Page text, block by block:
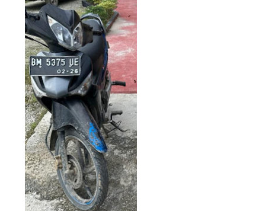
Ujang Bandar Sabu Ditangkap Polisi di Jalan Poros
Siak Kecil Bengkalis
penaraja.com
Bagikan ke media lain
Ujang Bandar Sabu Ditangkap Polisi di Jalan Poros
Siak Kecil Bengkalis
penaraja.com
Bagikan ke media lain